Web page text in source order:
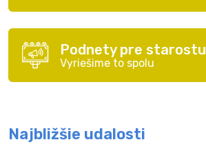
Podnety pre starostu
Vyriešime to spolu
Najbližšie udalosti